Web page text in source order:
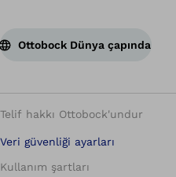
Ottobock Dünya çapında
Telif hakkı Ottobock'undur
Veri güvenliği ayarları
Kullanım şartları